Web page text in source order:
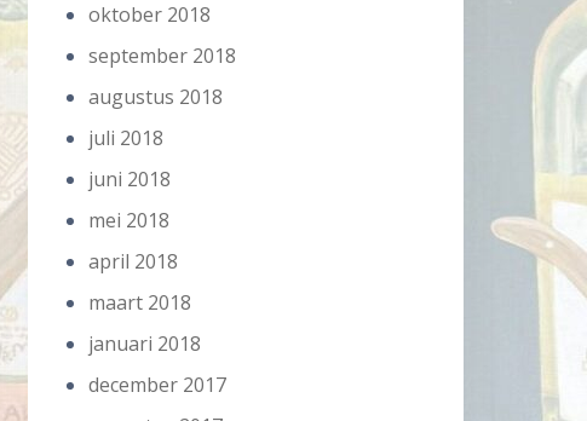
oktober 2018
september 2018
augustus 2018
juli 2018
juni 2018
mei 2018
april 2018
maart 2018
januari 2018
december 2017